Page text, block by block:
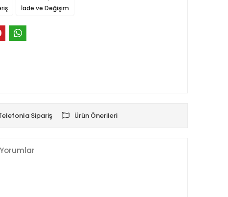
İade ve Değişim
Sipariş Ürün Önerileri
Yorumlar